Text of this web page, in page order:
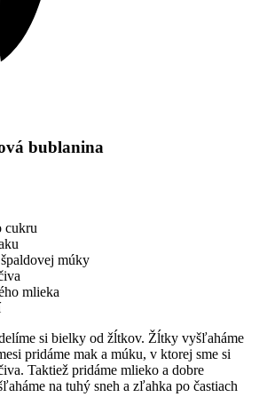
bublanina
cukru
múky
mlieka
si bielky od žĺtkov. Žĺtky vyšľaháme
pridáme mak a múku, v ktorej sme si
Taktiež pridáme mlieko a dobre
na tuhý sneh a zľahka po častiach